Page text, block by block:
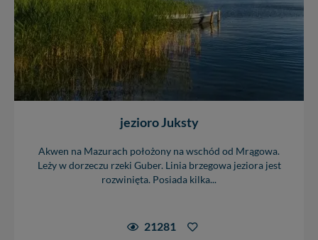
jezioro Juksty
Akwen na Mazurach położony na wschód od Mrągowa.
Leży w dorzeczu rzeki Guber. Linia brzegowa jeziora jest
rozwinięta. Posiada kilka...
21281